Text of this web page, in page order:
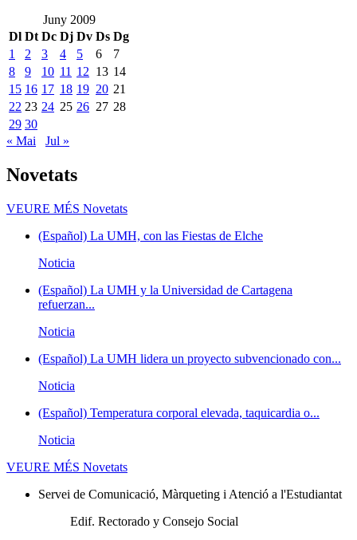
Juny 2009
Dl Dt Dc Dj Dv Ds Dg
1
2 3 4 5 6
7
8
9 10 11 12 13 14
15 16 17 18 19 20 21
22 23 24 25 26 27 28
29 30
« Mai
Jul »
Novetats
VEURE MÉS Novetats
(Español) La UMH, con las Fiestas de Elche
Noticia
(Español) La UMH y la Universidad de Cartagena
refuerzan...
Noticia
(Español) La UMH lidera un proyecto subvencionado con...
Noticia
(Español) Temperatura corporal elevada, taquicardia o...
Noticia
VEURE MÉS Novetats
Servei de Comunicació, Màrqueting i Atenció a l'Estudiantat
Edif. Rectorado y Consejo Social